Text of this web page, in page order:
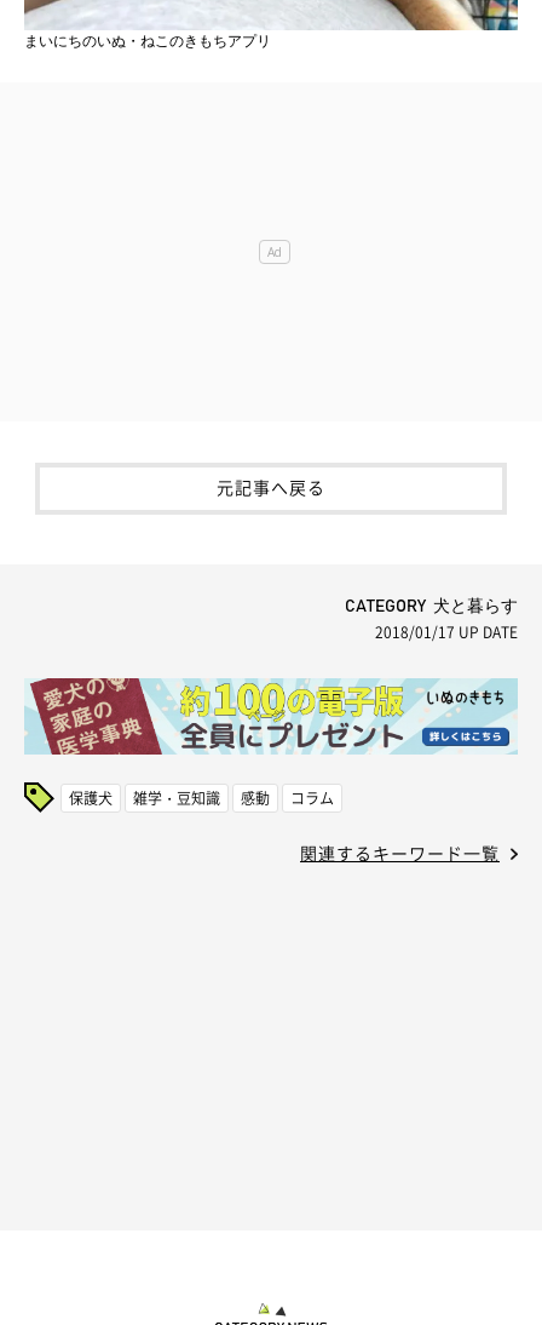
まいにちのいぬ・ねこのきもちアプリ
元記事へ戻る
CATEGORY 犬と暮らす
2018/01/17 UP DATE
保護犬 雑学・豆知識 感動 コラム
関連するキーワード一覧